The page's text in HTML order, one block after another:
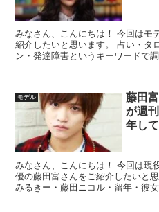
みなさん、こんにちは！ 今回はモ
紹介したいと思います。 占い・タ
ン・発達障害というキーワードで
モデル
藤田
が週
年し
みなさん、こんにちは！ 今回は現
優の藤田富さんをご紹介したいと
みるきー・藤田ニコル・留年・彼